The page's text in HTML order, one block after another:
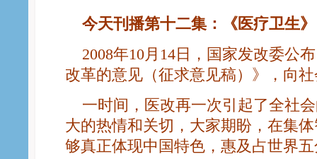
今天刊播第十二集：《医疗卫生》
2008年10月14日，国家发改委公
改革的意见（征求意见稿）》，向
一时间，医改再一次引起了全社
大的热情和关切，大家期盼，在集
够真正体现中国特色，惠及占世界